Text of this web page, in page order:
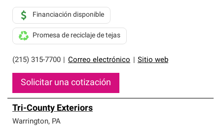
(215) 315-7700 Correo electrónico Sitio web
Financiación disponible
Promesa de reciclaje de tejas
Solicitar una cotización
Tri-County Exteriors
Warrington, PA